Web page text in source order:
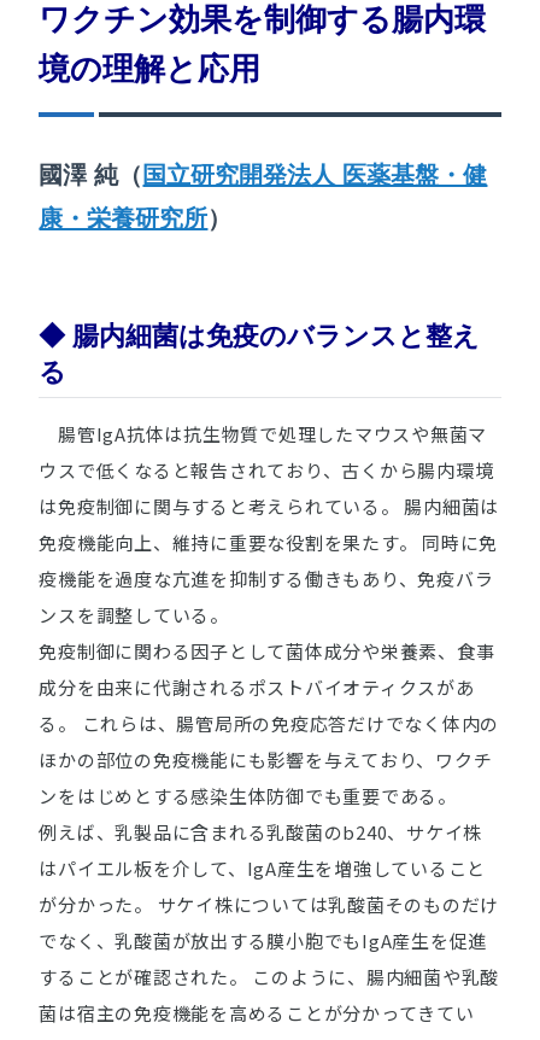
ワクチン効果を制御する腸内環
境の理解と応用
國澤 純（ 国立研究開発法人 医薬基盤・健
康・栄養研究所）
◆ 腸内細菌は免疫のバランスと整え
る
腸管IgA抗体は抗生物質で処理したマウスや無菌マ
ウスで低くなると報告されており、古くから腸内環境
は免疫制御に関与すると考えられている。 腸内細菌は
免疫機能向上、維持に重要な役割を果たす。 同時に免
疫機能を過度な亢進を抑制する働きもあり、免疫バラ
ンスを調整している。
免疫制御に関わる因子として菌体成分や栄養素、食事
成分を由来に代謝されるポストバイオティクスがあ
る。 これらは、腸管局所の免疫応答だけでなく体内の
ほかの部位の免疫機能にも影響を与えており、ワクチ
ンをはじめとする感染生体防御でも重要である。
例えば、乳製品に含まれる乳酸菌のb240、サケイ株
はパイエル板を介して、IgA産生を増強していること
が分かった。 サケイ株については乳酸菌そのものだけ
でなく、乳酸菌が放出する膜小胞でもIgA産生を促進
することが確認された。 このように、腸内細菌や乳酸
菌は宿主の免疫機能を高めることが分かってきてい